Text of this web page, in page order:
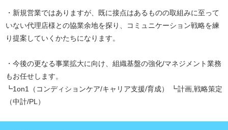
・新規営業ではありますが、既に接点はあるものの取組みに至って
いない代理店様との協業余地を探り、コミュニケーション戦略を練
り提案していくかたちになります。
・今後の更なる事業拡大に向け、組織基盤の強化/マネジメント業務
もお任せします。
┗1on1（コンディションケア/キャリア支援/育成） ┗計画,戦略策定
（中計/PL）